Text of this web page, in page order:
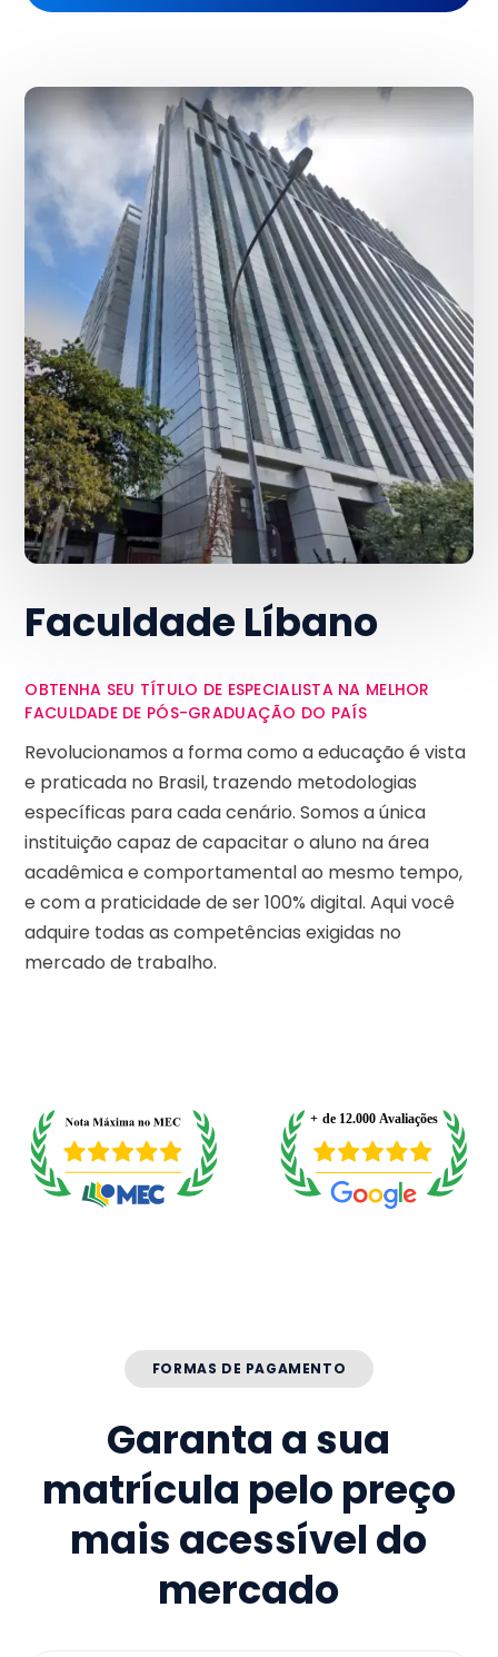
Faculdade Líbano
OBTENHA SEU TÍTULO DE ESPECIALISTA NA MELHOR
FACULDADE DE PÓS-GRADUAÇÃO DO PAÍS
Revolucionamos a forma como a educação é vista
e praticada no Brasil, trazendo metodologias
específicas para cada cenário. Somos a única
instituição capaz de capacitar o aluno na área
acadêmica e comportamental ao mesmo tempo,
e com a praticidade de ser 100% digital. Aqui você
adquire todas as competências exigidas no
mercado de trabalho.
FORMAS DE PAGAMENTO
Garanta a sua
matrícula pelo preço
mais acessível do
mercado